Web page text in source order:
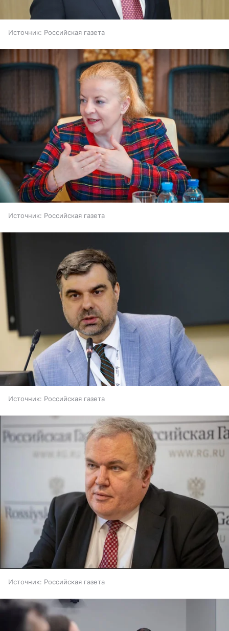
Источник: Российская газета
Источник: Российская газета
Источник: Российская газета
Источник: Российская газета